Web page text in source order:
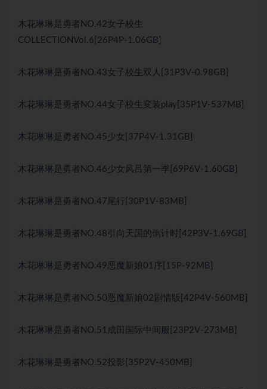
木花琳琳是勇者NO.42女子校生
COLLECTIONVol.6[26P4P-1.06GB]
木花琳琳是勇者NO.43女子校生双人[31P3V-0.98GB]
木花琳琳是勇者NO.44女子校生変装play[35P1V-537MB]
木花琳琳是勇者NO.45少女[37P4V-1.31GB]
木花琳琳是勇者NO.46少女风吕第一季[69P6V-1.60GB]
木花琳琳是勇者NO.47尾行[30P1V-83MB]
木花琳琳是勇者NO.48引向天国的倒计时[42P3V-1.69GB]
木花琳琳是勇者NO.49恶魔新娘01序[15P-92MB]
木花琳琳是勇者NO.50恶魔新娘02剧情版[42P4V-560MB]
木花琳琳是勇者NO.51成田国际中间服[23P2V-273MB]
木花琳琳是勇者NO.52投影[35P2V-450MB]